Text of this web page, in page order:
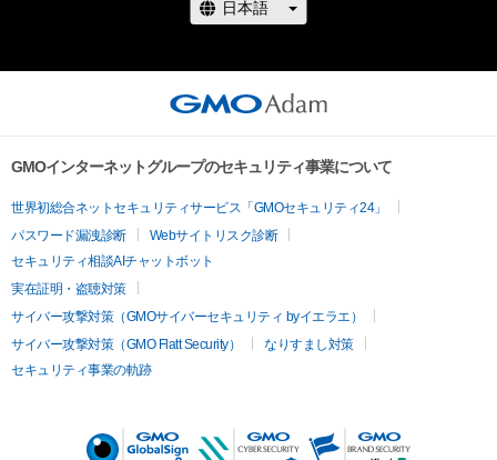
GMOインターネットグループのセキュリティ事業について
世界初総合ネットセキュリティサービス「GMOセキュリティ24」
パスワード漏洩診断
Webサイトリスク診断
セキュリティ相談AIチャットボット
実在証明・盗聴対策
サイバー攻撃対策（GMOサイバーセキュリティ byイエラエ）
サイバー攻撃対策（GMO Flatt Security）
なりすまし対策
セキュリティ事業の軌跡